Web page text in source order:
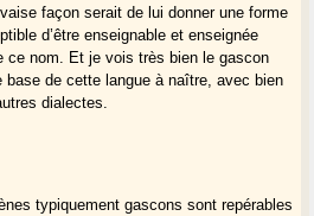
façon serait de lui donner une forme
d’être enseignable et enseignée
ce nom. Et je vois très bien le gascon
base de cette langue à naître, avec bien
dialectes.
typiquement gascons sont repérables